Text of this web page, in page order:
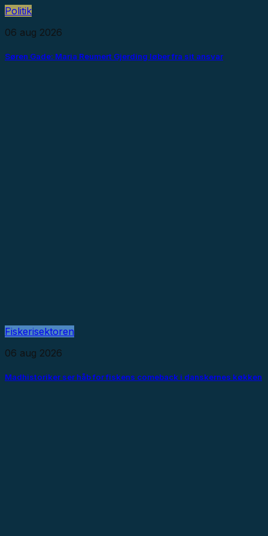
Politik
06 aug 2026
Søren Gade: Maria Reumert Gjerding løber fra sit ansvar
Fiskerisektoren
06 aug 2026
Madhistoriker ser håb for fiskens comeback i danskernes køkken